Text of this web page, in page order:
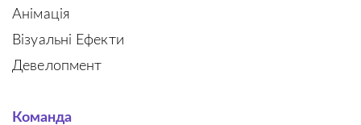
Анімація
Візуальні Ефекти
Девелопмент
Команда